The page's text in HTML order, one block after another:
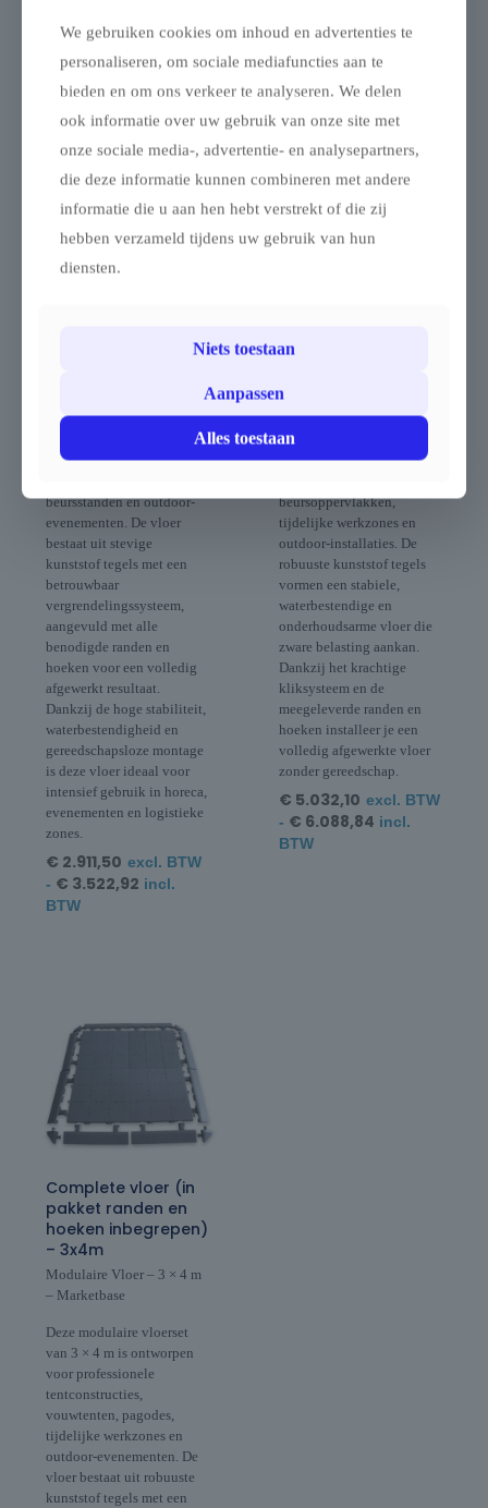
Gerelateerde producten
pakket randen en
Modulaire Vloer – 6 × 8 m
van 6 × 8 m is ontworpen
tentconstructies,
beursstanden en outdoor-
evenementen. De vloer
bestaat uit stevige
kunststof tegels met een
betrouwbaar
vergrendelingssysteem,
aangevuld met alle
benodigde randen en
hoeken voor een volledig
afgewerkt resultaat.
Dankzij de hoge stabiliteit,
waterbestendigheid en
gereedschapsloze montage
is deze vloer ideaal voor
intensief gebruik in horeca,
evenementen en logistieke
zones.
€ 2.911,50 excl. BTW
- € 3.522,92 incl.
BTW
Deze modulaire vloerset
van 8 × 8 m is ontwikkeld
voor grote professionele
tentconstructies,
beursoppervlakken,
tijdelijke werkzones en
outdoor-installaties. De
robuuste kunststof tegels
vormen een stabiele,
waterbestendige en
onderhoudsarme vloer die
zware belasting aankan.
Dankzij het krachtige
kliksysteem en de
meegeleverde randen en
hoeken installeer je een
volledig afgewerkte vloer
zonder gereedschap.
€ 5.032,10 excl. BTW
- € 6.088,84 incl.
BTW
Complete vloer (in
pakket randen en
hoeken inbegrepen)
– 3x4m
Modulaire Vloer – 3 × 4 m
– Marketbase
Deze modulaire vloerset
van 3 × 4 m is ontworpen
voor professionele
tentconstructies,
vouwtenten, pagodes,
tijdelijke werkzones en
outdoor-evenementen. De
vloer bestaat uit robuuste
kunststof tegels met een
We gebruiken cookies om inhoud en advertenties te
personaliseren, om sociale mediafuncties aan te
bieden en om ons verkeer te analyseren. We delen
ook informatie over uw gebruik van onze site met
onze sociale media-, advertentie- en analysepartners,
die deze informatie kunnen combineren met andere
informatie die u aan hen hebt verstrekt of die zij
hebben verzameld tijdens uw gebruik van hun
diensten.
Niets toestaan
Aanpassen
Alles toestaan